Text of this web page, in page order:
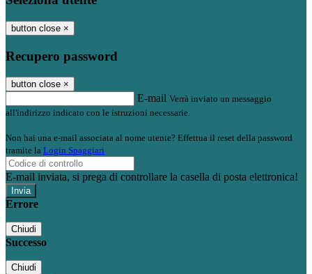
button close ×
Recupero password
button close ×
E-mail Verrà inviato un messaggio
all'indirizzo indicato con le istruzioni necessarie.
Non hai una e-mail associata al nome utente? Effettua il reset della password
tramite la Login Spaggiari
E-mail inviata, si prega di controllare la casella di posta elettronica!
Errore
Chiudi
Successo
Chiudi